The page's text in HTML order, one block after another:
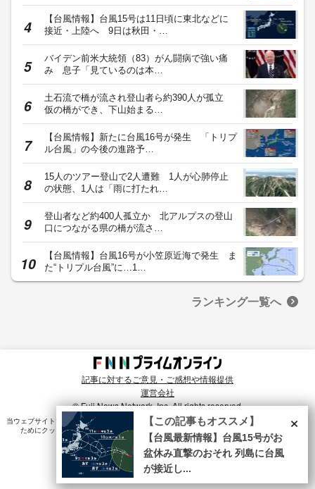
【台風情報】台風15号は11日頃に東北などに
接近・上陸へ 9日は秋田・…
バイデン前米大統領（83）がん闘病で強い痛
み 息子「見ているのは本…
土石流で橋が流され登山者ら約390人が孤立
仮の橋ができ、下山始まる…
【台風情報】新たに台風16号が発生 「トリプ
ル台風」の今後の進路予…
15人のツアー登山で2人遭難 1人が心肺停止
の状態、1人は「雨に打たれ…
登山者など約400人孤立か 北アルプスの登山
口につながる県の橋が流さ…
【台風情報】台風16号が小笠原近海で発生 ま
た“トリプル台風”に…1…
ランキング一覧へ
記事に対するご意見・ご感想や情報提供
運営会社
© Fuji News Network, Inc. All rights reserved.
当ウェブサイトでは、ユーザのニーズ・興味・関⼼に合致したコンテンツや広告配信を提供する
ためにクッキーを使⽤しています。詳細は、
プライバシーポリシー をご確認ください。×
【この記事もオススメ】
【台風最新情報】台風15号がお
盆休み直撃のおそれ 列島に台風
が接近し...